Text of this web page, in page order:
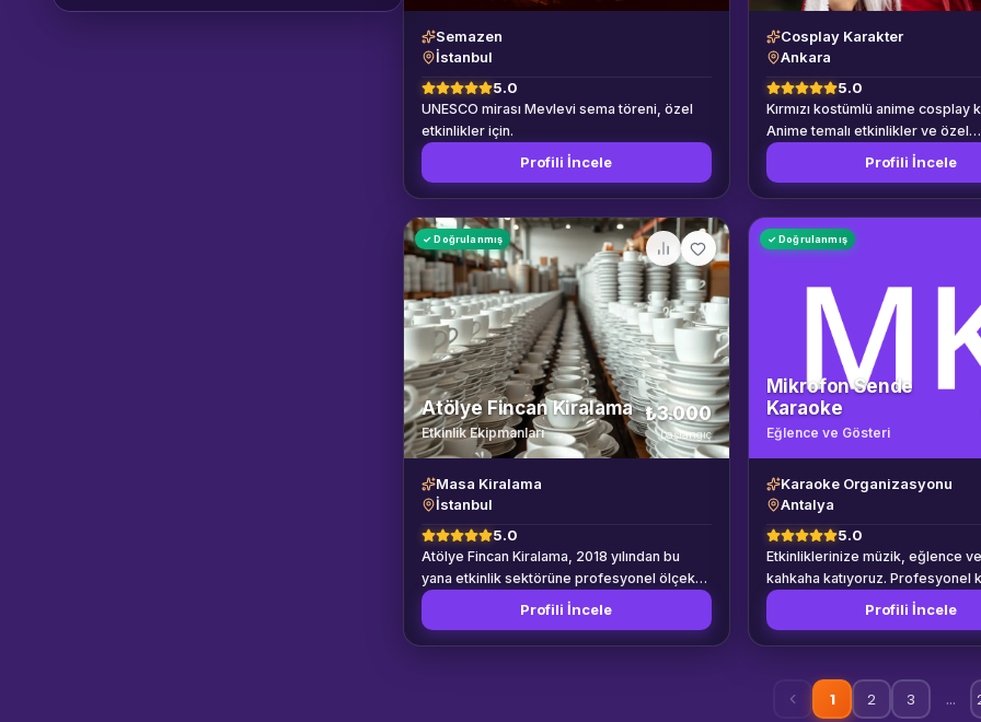
Semazen
İstanbul
5.0
UNESCO mirası Mevlevi sema töreni, özel
etkinlikler için.
Profili İncele
Cosplay Karakter
Ankara
5.0
Kırmızı kostümlü anime cosplay
Anime temalı etkinlikler ve özel
organizasyonlar için profesyonel
Profili İncele
✓ Doğrulanmış
Atölye Fincan Kiralama
Etkinlik Ekipmanları
₺3.000
başlangıç
Masa Kiralama
İstanbul
5.0
Atölye Fincan Kiralama, 2018 yılından bu
yana etkinlik sektörüne profesyonel ölçekte
züccaciye ve sunum ekipmanları tedarik
eden öncü bir depolama ve lojistik
girişimidir. Yüzlerce farklı konsept ve
Profili İncele
✓ Doğrulanmış
Mikrofon Sende
Karaoke
Eğlence ve Gösteri
Karaoke Organizasyonu
Antalya
5.0
Etkinliklerinize müzik, eğlence
kahkaha katıyoruz. Profesyonel
sistemimiz ve geniş şarkı
konukların en sevdiği şarkıları
seslendirmelerini sağlıyoruz. Doğum günü,
üniversite festivali, mezuniyet,
etkinliği, gençlik organizasyonu
Profili İncele
1 2 3 …